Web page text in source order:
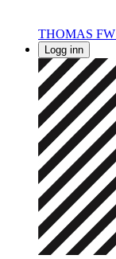
THOMAS FW
Logg inn